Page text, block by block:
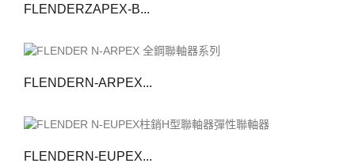
FLENDERZAPEX-B...
FLENDERN-ARPEX...
FLENDERN-EUPEX...